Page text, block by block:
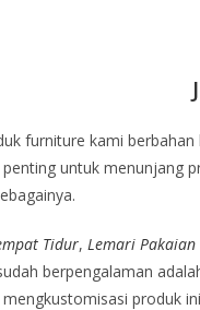
furniture kami
untuk menunjang
Tidur, Lemari Pakaian
berpengalaman
produk